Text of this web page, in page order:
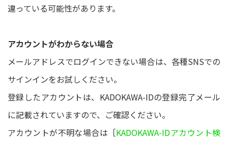
違っている可能性があります。
アカウントがわからない場合
メールアドレスでログインできない場合は、各種SNSでの
サインインをお試しください。
登録したアカウントは、KADOKAWA-IDの登録完了メール
に記載されていますので、ご確認ください。
アカウントが不明な場合は［KADOKAWA-IDアカウント検